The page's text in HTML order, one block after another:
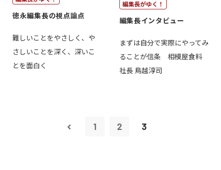
徳永編集長の視点論点
難しいことをやさしく、や
さしいことを深く、深いこ
とを面白く
編集長がゆく！
編集長インタビュー
まずは自分で実際にやってみ
ることが信条 相模屋食料
社長 鳥越淳司
1 2 3